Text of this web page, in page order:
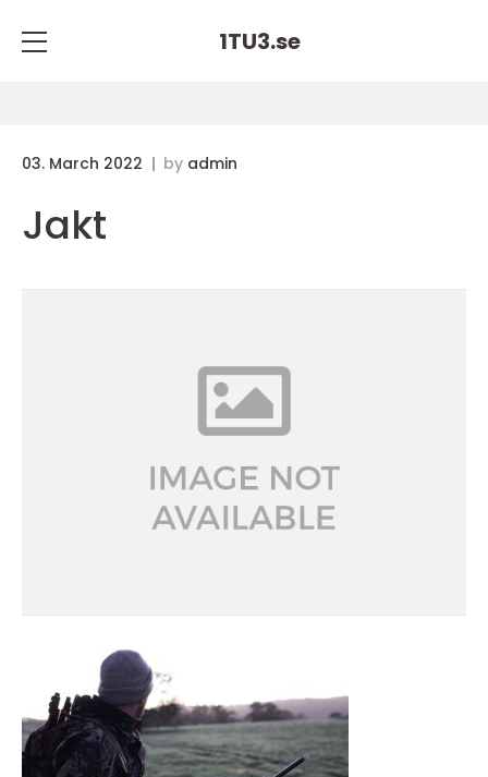
1TU3.se
03. March 2022 by admin
Jakt